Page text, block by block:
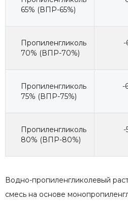
65% (ВПР-65%)
Пропиленгликоль
70% (ВПР-70%)
-
Пропиленгликоль
75% (ВПР-75%)
-
Пропиленгликоль
80% (ВПР-80%)
-
Водно-пропиленгликолевый
смесь на основе